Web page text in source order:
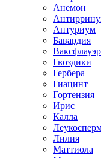
Анемон
Антуриум
Бавардия
Ваксфлауэр
Гвоздики
Гербера
Гиацинт
Гортензия
Ирис
Калла
Лилия
Маттиола